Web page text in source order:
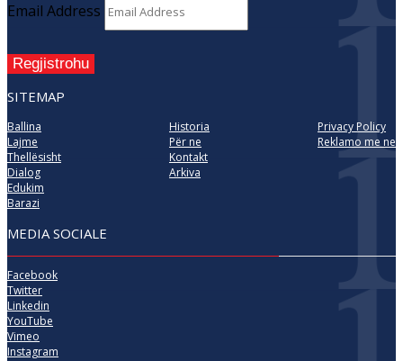
Email Address
Regjistrohu
SITEMAP
Ballina
Lajme
Thellësisht
Dialog
Edukim
Barazi
Historia
Për ne
Kontakt
Arkiva
Privacy Policy
Reklamo me ne
MEDIA SOCIALE
Facebook
Twitter
Linkedin
YouTube
Vimeo
Instagram